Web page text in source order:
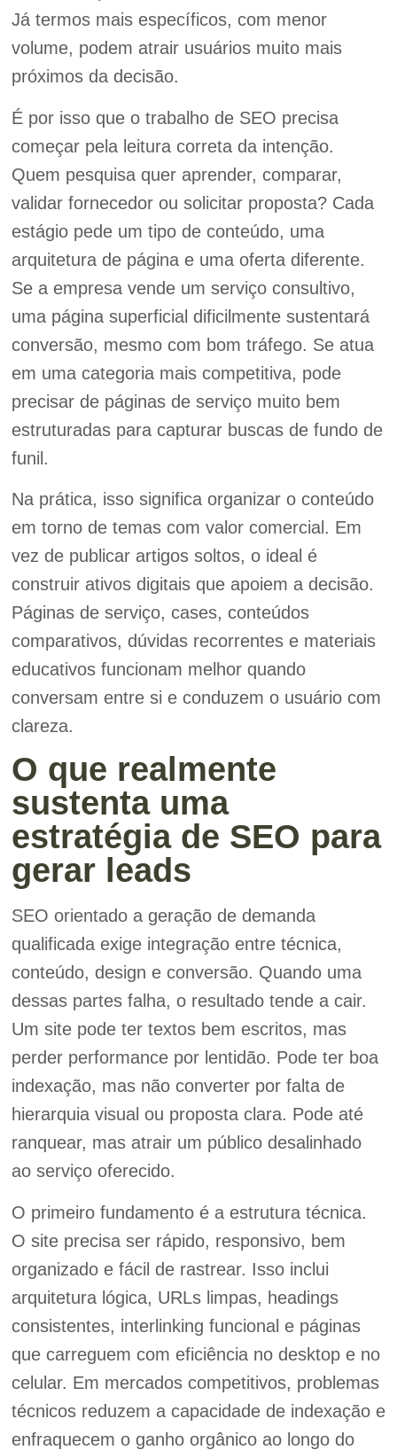
Já termos mais específicos, com menor
volume, podem atrair usuários muito mais
próximos da decisão.
É por isso que o trabalho de SEO precisa
começar pela leitura correta da intenção.
Quem pesquisa quer aprender, comparar,
validar fornecedor ou solicitar proposta? Cada
estágio pede um tipo de conteúdo, uma
arquitetura de página e uma oferta diferente.
Se a empresa vende um serviço consultivo,
uma página superficial dificilmente sustentará
conversão, mesmo com bom tráfego. Se atua
em uma categoria mais competitiva, pode
precisar de páginas de serviço muito bem
estruturadas para capturar buscas de fundo de
funil.
Na prática, isso significa organizar o conteúdo
em torno de temas com valor comercial. Em
vez de publicar artigos soltos, o ideal é
construir ativos digitais que apoiem a decisão.
Páginas de serviço, cases, conteúdos
comparativos, dúvidas recorrentes e materiais
educativos funcionam melhor quando
conversam entre si e conduzem o usuário com
clareza.
O que realmente
sustenta uma
estratégia de SEO para
gerar leads
SEO orientado a geração de demanda
qualificada exige integração entre técnica,
conteúdo, design e conversão. Quando uma
dessas partes falha, o resultado tende a cair.
Um site pode ter textos bem escritos, mas
perder performance por lentidão. Pode ter boa
indexação, mas não converter por falta de
hierarquia visual ou proposta clara. Pode até
ranquear, mas atrair um público desalinhado
ao serviço oferecido.
O primeiro fundamento é a estrutura técnica.
O site precisa ser rápido, responsivo, bem
organizado e fácil de rastrear. Isso inclui
arquitetura lógica, URLs limpas, headings
consistentes, interlinking funcional e páginas
que carreguem com eficiência no desktop e no
celular. Em mercados competitivos, problemas
técnicos reduzem a capacidade de indexação e
enfraquecem o ganho orgânico ao longo do